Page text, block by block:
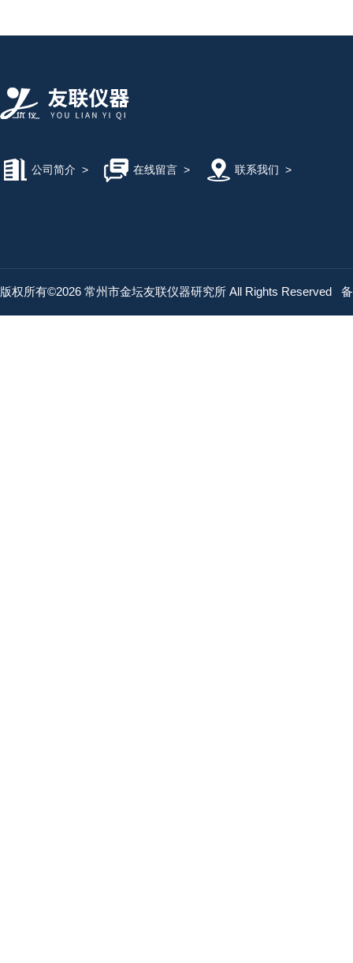
公司简介 > 在线留言> 联系我们 >
版权所有©2026 常州市金坛友联仪器研究所 All Rights Reserved